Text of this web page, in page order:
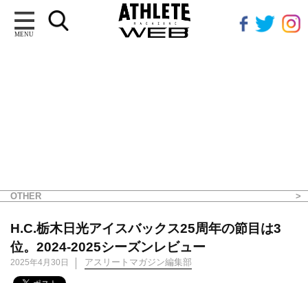
MENU
OTHER
H.C.栃木日光アイスバックス25周年の節目は3
位。2024-2025シーズンレビュー
2025年4月30日 アスリートマガジン編集部